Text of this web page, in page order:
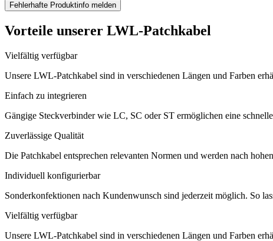
Fehlerhafte Produktinfo melden
Vorteile unserer LWL-Patchkabel
Vielfältig verfügbar
Unsere LWL-Patchkabel sind in verschiedenen Längen und Farben
Einfach zu integrieren
Gängige Steckverbinder wie LC, SC oder ST ermöglichen eine
Zuverlässige Qualität
Die Patchkabel entsprechen relevanten Normen und werden nach
Individuell konfigurierbar
Sonderkonfektionen nach Kundenwunsch sind jederzeit möglich. So
Vielfältig verfügbar
Unsere LWL-Patchkabel sind in verschiedenen Längen und Farben